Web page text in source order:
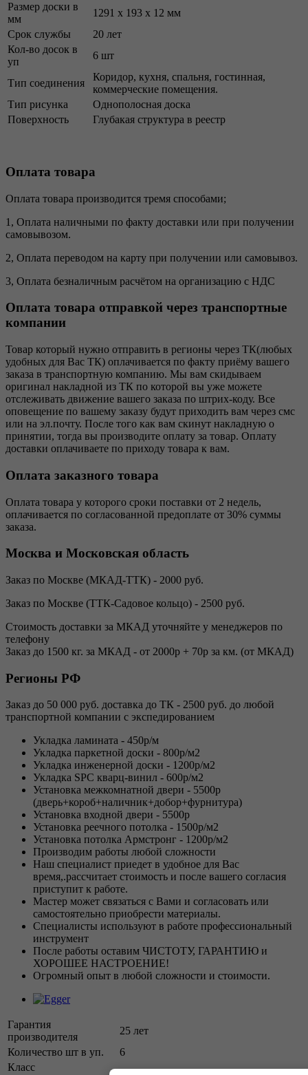
Размер доски в
мм
1291 х 193 х 12 мм
Срок службы
20 лет
Кол-во досок в
уп
6 шт
Тип соединения
Коридор, кухня, спальня, гостинная,
коммерческие помещения.
Тип рисунка
Однополосная доска
Поверхность
Глубакая структура в реестр
Оплата товара
Оплата товара производится тремя способами;
1, Оплата наличными по факту доставки или при получении
самовывозом.
2, Оплата переводом на карту при получении или самовывоз.
3, Оплата безналичным расчётом на организацию с НДС
Оплата товара отправкой через транспортные
компании
Товар который нужно отправить в регионы через ТК(любых
удобных для Вас ТК) оплачивается по факту приёму вашего
заказа в транспортную компанию. Мы вам скидываем
оригинал накладной из ТК по которой вы уже можете
отслеживать движение вашего заказа по штрих-коду. Все
оповещение по вашему заказу будут приходить вам через смс
или на эл.почту. После того как вам скинут накладную о
принятии, тогда вы производите оплату за товар. Оплату
доставки оплачиваете по приходу товара к вам.
Оплата заказного товара
Оплата товара у которого сроки поставки от 2 недель,
оплачивается по согласованной предоплате от 30% суммы
заказа.
Москва и Московская область
Заказ по Москве (МКАД-ТТК) - 2000 руб.
Заказ по Москве (ТТК-Садовое кольцо) - 2500 руб.
Стоимость доставки за МКАД уточняйте у менеджеров по
телефону
Заказ до 1500 кг. за МКАД - от 2000р + 70р за км. (от МКАД)
Регионы РФ
Заказ до 50 000 руб. доставка до ТК - 2500 руб. до любой
транспортной компании с экспедированием
Укладка ламината - 450р/м
Укладка паркетной доски - 800р/м2
Укладка инженерной доски - 1200р/м2
Укладка SPC кварц-винил - 600р/м2
Установка межкомнатной двери - 5500р
(дверь+короб+наличник+добор+фурнитура)
Установка входной двери - 5500р
Установка реечного потолка - 1500р/м2
Установка потолка Армстронг - 1200р/м2
Производим работы любой сложности
Наш специалист приедет в удобное для Вас
время,.рассчитает стоимость и после вашего согласия
приступит к работе.
Мастер может связаться с Вами и согласовать или
самостоятельно приобрести материалы.
Специалисты используют в работе профессиональный
инструмент
После работы оставим ЧИСТОТУ, ГАРАНТИЮ и
ХОРОШЕЕ НАСТРОЕНИЕ!
Огромный опыт в любой сложности и стоимости.
Гарантия
производителя
25 лет
Количество шт в уп.
6
Класс